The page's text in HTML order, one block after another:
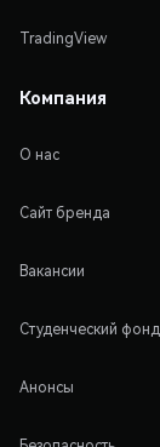
TradingView
Компания
О нас
Сайт бренда
Вакансии
Студенческий фонд
Анонсы